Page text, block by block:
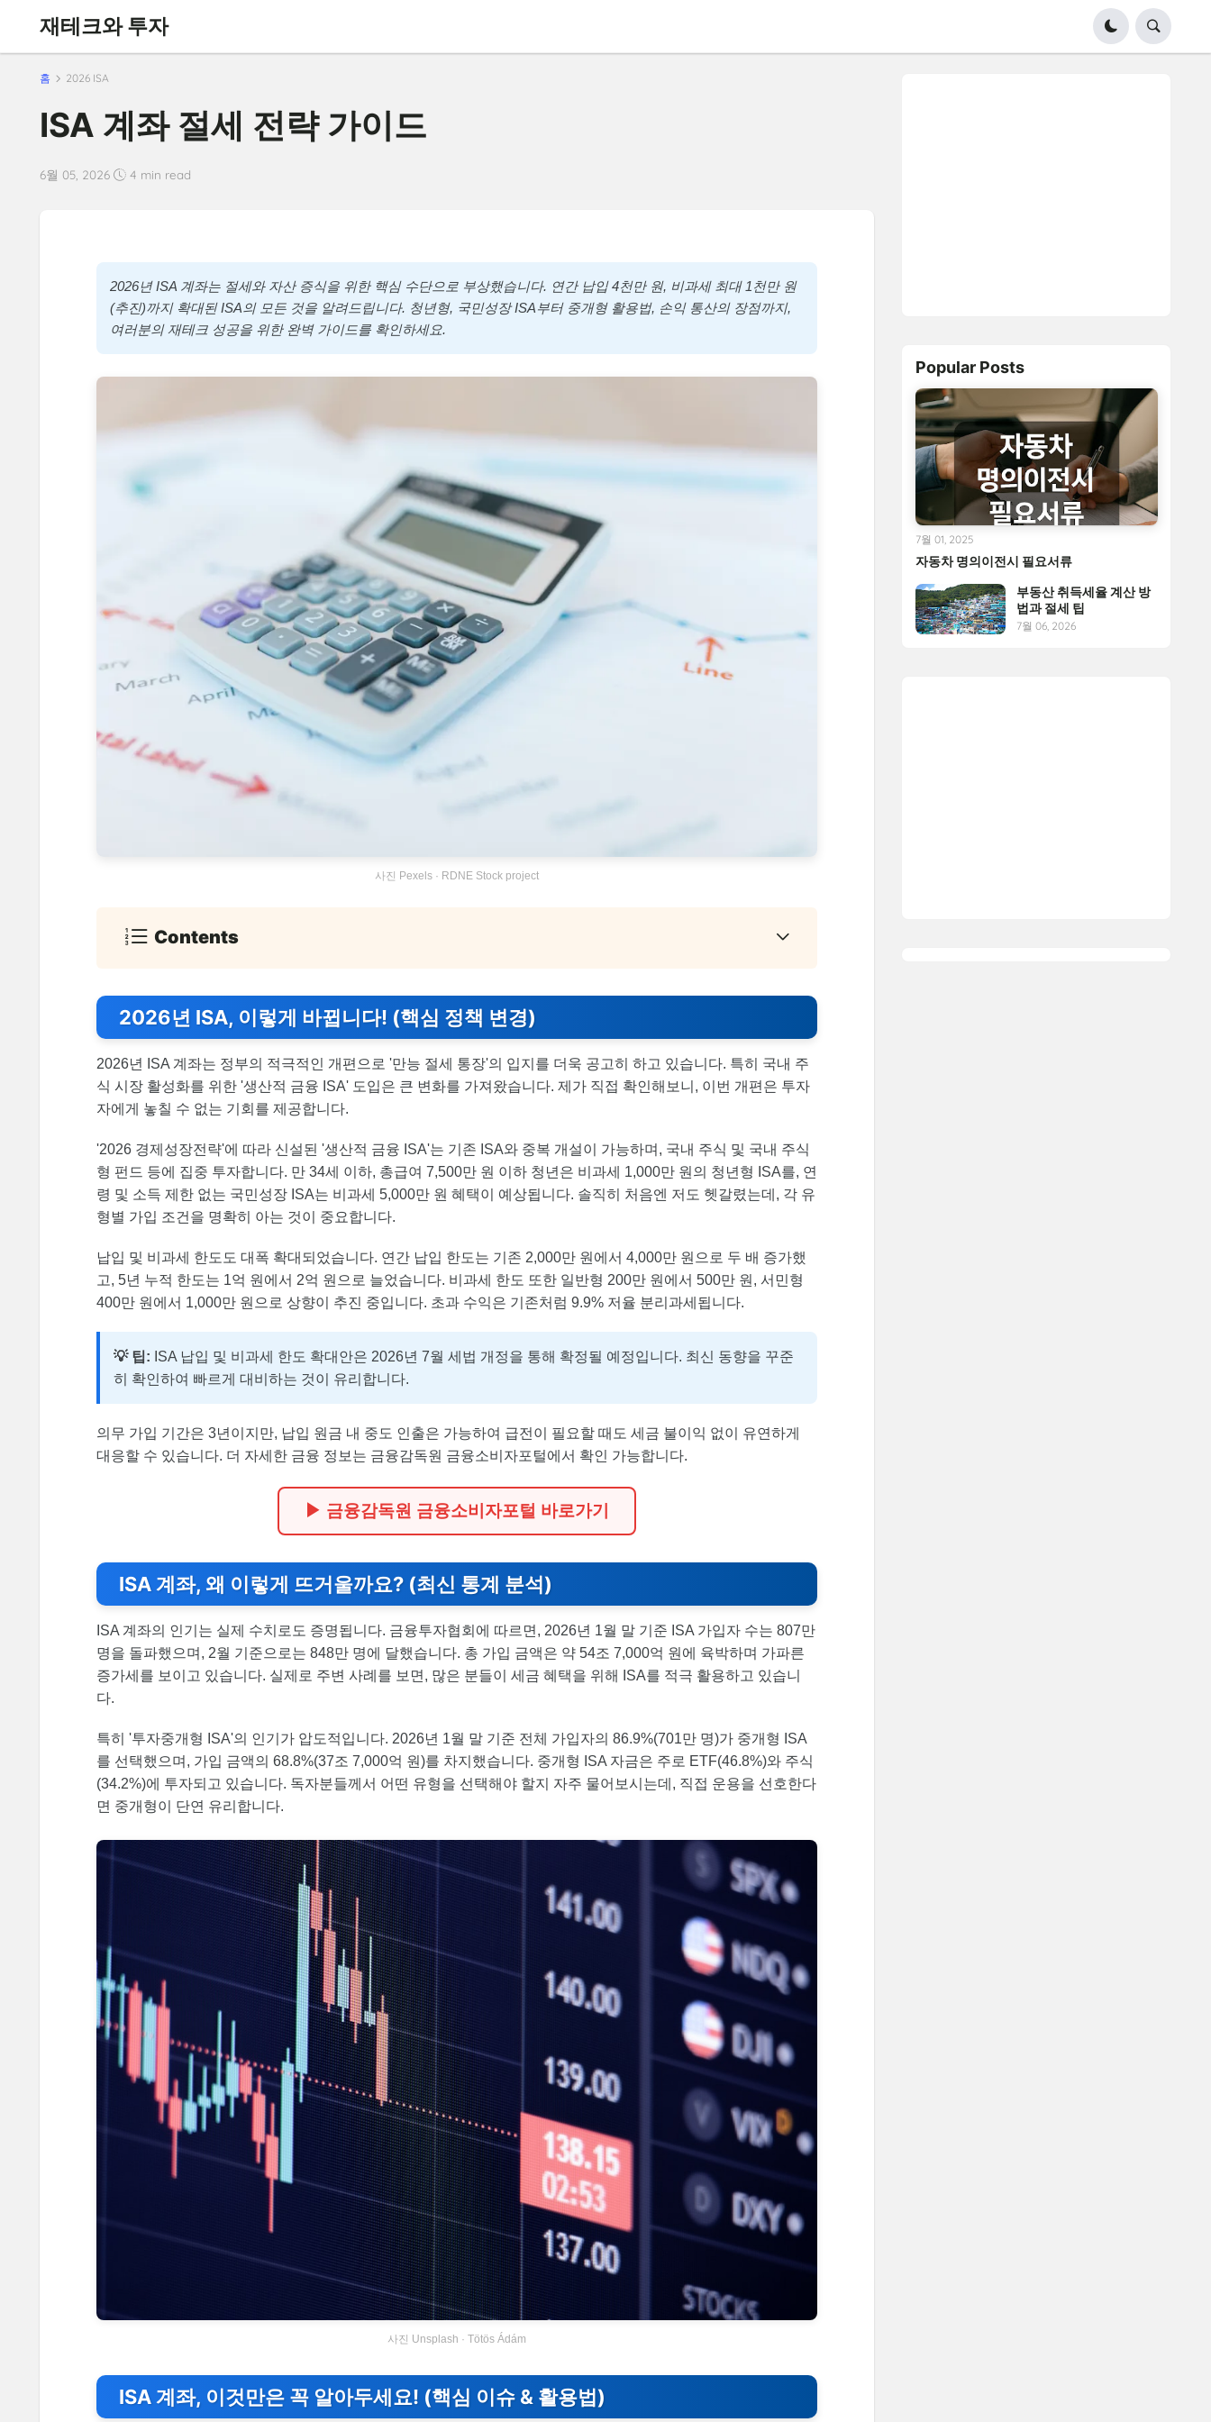
재테크와 투자
홈 2026 ISA
ISA 계좌 절세 전략 가이드
6월 05, 2026 4 min read
2026년 ISA 계좌는 절세와 자산 증식을 위한 핵심 수단으로 부상했습니다. 연간 납입 4천만 원, 비과세 최대 1천만 원
(추진)까지 확대된 ISA의 모든 것을 알려드립니다. 청년형, 국민성장 ISA부터 중개형 활용법, 손익 통산의 장점까지,
여러분의 재테크 성공을 위한 완벽 가이드를 확인하세요.
사진 Pexels · RDNE Stock project
Contents
2026년 ISA, 이렇게 바뀝니다! (핵심 정책 변경)
2026년 ISA 계좌는 정부의 적극적인 개편으로 '만능 절세 통장'의 입지를 더욱 공고히 하고 있습니다. 특히 국내 주
식 시장 활성화를 위한 '생산적 금융 ISA' 도입은 큰 변화를 가져왔습니다. 제가 직접 확인해보니, 이번 개편은 투자
자에게 놓칠 수 없는 기회를 제공합니다.
'2026 경제성장전략'에 따라 신설된 '생산적 금융 ISA'는 기존 ISA와 중복 개설이 가능하며, 국내 주식 및 국내 주식
형 펀드 등에 집중 투자합니다. 만 34세 이하, 총급여 7,500만 원 이하 청년은 비과세 1,000만 원의 청년형 ISA를, 연
령 및 소득 제한 없는 국민성장 ISA는 비과세 5,000만 원 혜택이 예상됩니다. 솔직히 처음엔 저도 헷갈렸는데, 각 유
형별 가입 조건을 명확히 아는 것이 중요합니다.
납입 및 비과세 한도도 대폭 확대되었습니다. 연간 납입 한도는 기존 2,000만 원에서 4,000만 원으로 두 배 증가했
고, 5년 누적 한도는 1억 원에서 2억 원으로 늘었습니다. 비과세 한도 또한 일반형 200만 원에서 500만 원, 서민형
400만 원에서 1,000만 원으로 상향이 추진 중입니다. 초과 수익은 기존처럼 9.9% 저율 분리과세됩니다.
💡 팁: ISA 납입 및 비과세 한도 확대안은 2026년 7월 세법 개정을 통해 확정될 예정입니다. 최신 동향을 꾸준
히 확인하여 빠르게 대비하는 것이 유리합니다.
의무 가입 기간은 3년이지만, 납입 원금 내 중도 인출은 가능하여 급전이 필요할 때도 세금 불이익 없이 유연하게
대응할 수 있습니다. 더 자세한 금융 정보는 금융감독원 금융소비자포털에서 확인 가능합니다.
▶ 금융감독원 금융소비자포털 바로가기
ISA 계좌, 왜 이렇게 뜨거울까요? (최신 통계 분석)
ISA 계좌의 인기는 실제 수치로도 증명됩니다. 금융투자협회에 따르면, 2026년 1월 말 기준 ISA 가입자 수는 807만
명을 돌파했으며, 2월 기준으로는 848만 명에 달했습니다. 총 가입 금액은 약 54조 7,000억 원에 육박하며 가파른
증가세를 보이고 있습니다. 실제로 주변 사례를 보면, 많은 분들이 세금 혜택을 위해 ISA를 적극 활용하고 있습니
다.
특히 '투자중개형 ISA'의 인기가 압도적입니다. 2026년 1월 말 기준 전체 가입자의 86.9%(701만 명)가 중개형 ISA
를 선택했으며, 가입 금액의 68.8%(37조 7,000억 원)를 차지했습니다. 중개형 ISA 자금은 주로 ETF(46.8%)와 주식
(34.2%)에 투자되고 있습니다. 독자분들께서 어떤 유형을 선택해야 할지 자주 물어보시는데, 직접 운용을 선호한다
면 중개형이 단연 유리합니다.
사진 Unsplash · Tötös Ádám
ISA 계좌, 이것만은 꼭 알아두세요! (핵심 이슈 & 활용법)
Popular Posts
자동차 명의이전시 필요서류
7월 01, 2025
부동산 취득세율 계산 방
법과 절세 팁
7월 06, 2026